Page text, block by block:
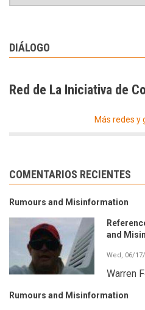
DIÁLOGO
Red de La Iniciativa de
Más redes y
COMENTARIOS RECIENTES
Rumours and Misinformation
and
Wed, 06/
Warren
Rumours and Misinformation